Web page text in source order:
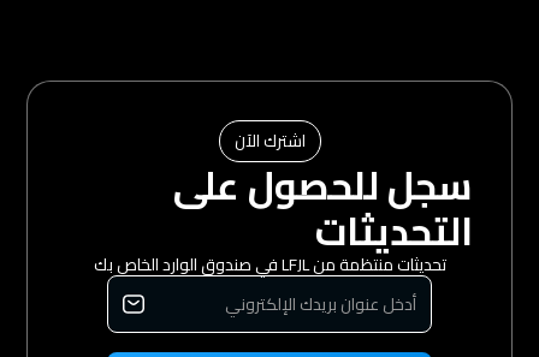
اشترك الآن
سجل للحصول على
التحديثات
تحديثات منتظمة من LFJL في صندوق الوارد الخاص بك